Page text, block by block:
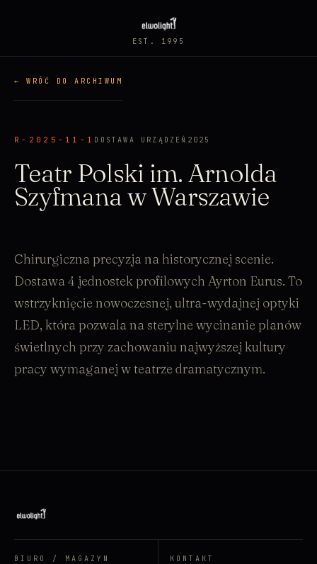
EST. 1995
← WRÓĆ DO ARCHIWUM
R-2025-11-1 DOSTAWA URZĄDZEŃ 2025
Teatr Polski im. Arnolda
Szyfmana w Warszawie
Chirurgiczna precyzja na historycznej scenie.
Dostawa 4 jednostek profilowych Ayrton Eurus. To
wstrzyknięcie nowoczesnej, ultra-wydajnej optyki
LED, która pozwala na sterylne wycinanie planów
świetlnych przy zachowaniu najwyższej kultury
pracy wymaganej w teatrze dramatycznym.
BIURO / MAGAZYN KONTAKT